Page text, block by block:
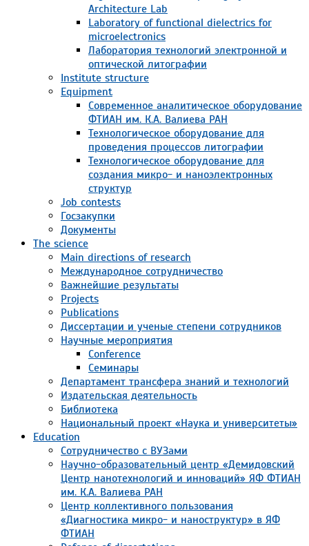
Architecture Lab
Laboratory of functional dielectrics for
microelectronics
Лаборатория технологий электронной и
оптической литографии
Institute structure
Equipment
Современное аналитическое оборудование
ФТИАН им. К.А. Валиева РАН
Технологическое оборудование для
проведения процессов литографии
Технологическое оборудование для
создания микро- и наноэлектронных
структур
Job contests
Госзакупки
Документы
The science
Main directions of research
Международное сотрудничество
Важнейшие результаты
Projects
Publications
Диссертации и ученые степени сотрудников
Научные мероприятия
Conference
Семинары
Департамент трансфера знаний и технологий
Издательская деятельность
Библиотека
Национальный проект «Наука и университеты»
Education
Сотрудничество с ВУЗами
Научно-образовательный центр «Демидовский
Центр нанотехнологий и инноваций» ЯФ ФТИАН
им. К.А. Валиева РАН
Центр коллективного пользования
«Диагностика микро- и наноструктур» в ЯФ
ФТИАН